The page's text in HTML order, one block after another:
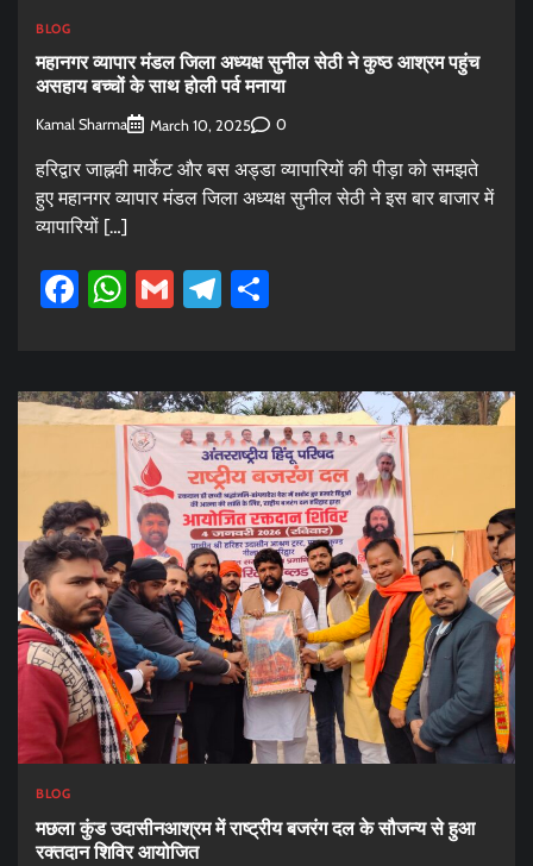
BLOG
महानगर व्यापार मंडल जिला अध्यक्ष सुनील सेठी ने कुष्ठ आश्रम पहुंच
असहाय बच्चों के साथ होली पर्व मनाया
Kamal Sharma March 10, 2025 0
हरिद्वार जाह्नवी मार्केट और बस अड्डा व्यापारियों की पीड़ा को समझते
हुए महानगर व्यापार मंडल जिला अध्यक्ष सुनील सेठी ने इस बार बाजार में
व्यापारियों […]
Facebook
WhatsApp
GmailTelegram
BLOG
मछला कुंड उदासीनआश्रम में राष्ट्रीय बजरंग दल के सौजन्य से हुआ
रक्तदान शिविर आयोजित